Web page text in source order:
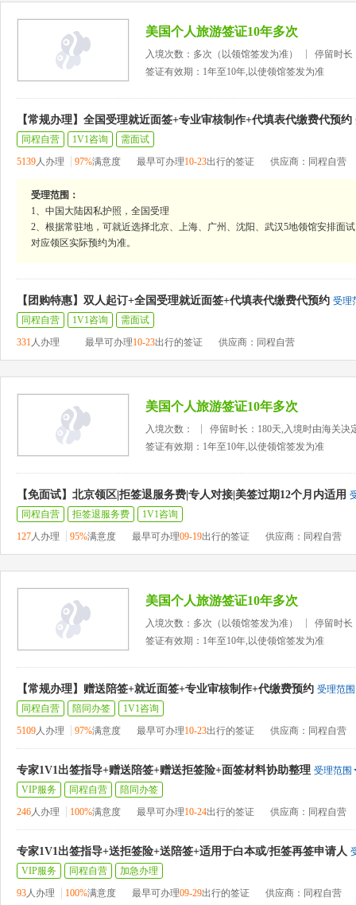
美国个人旅游签证10年多次
入境次数：多次（以领馆签发为准）
停留时长
签证有效期：1年至10年,以使领馆签发为准
【常规办理】全国受理就近面签+专业审核制作+代填表代缴费代预约
同程自营
1V1咨询
需面试
5139人办理 97%满意度 最早可办理10-23出行的签证 供应商：同程自营
受理范围：
1、中国大陆因私护照，全国受理
2、根据常驻地，可就近选择北京、上海、广州、沈阳、武汉5地领馆安排面
对应领区实际预约为准。
【团购特惠】双人起订+全国受理就近面签+代填表代缴费代预约 受理
同程自营
1V1咨询
需面试
331人办理 最早可办理10-23出行的签证 供应商：同程自营
美国个人旅游签证10年多次
入境次数：
停留时长：180天,入境时由海关决
签证有效期：1年至10年,以使领馆签发为准
【免面试】北京领区|拒签退服务费|专人对接|美签过期12个月内适用
同程自营
拒签退服务费
1V1咨询
127人办理 95%满意度 最早可办理09-19出行的签证 供应商：同程自营
美国个人旅游签证10年多次
入境次数：多次（以领馆签发为准）
停留时长
签证有效期：1年至10年,以使领馆签发为准
【常规办理】赠送陪签+就近面签+专业审核制作+代缴费预约 受理范围
同程自营
陪同办签
1V1咨询
5109人办理 97%满意度 最早可办理10-23出行的签证 供应商：同程自营
专家1V1出签指导+赠送陪签+赠送拒签险+面签材料协助整理 受理范围
VIP服务
同程自营
陪同办签
246人办理 100%满意度 最早可办理10-24出行的签证 供应商：同程自营
专家1V1出签指导+送拒签险+送陪签+适用于白本或/拒签再签申请人
VIP服务
同程自营
加急办理
93人办理 100%满意度 最早可办理09-29出行的签证 供应商：同程自营